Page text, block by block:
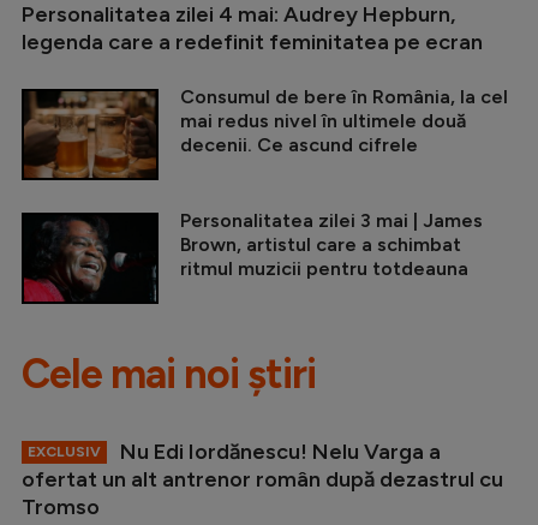
Personalitatea zilei 4 mai: Audrey Hepburn,
legenda care a redefinit feminitatea pe ecran
Consumul de bere în România, la cel
mai redus nivel în ultimele două
decenii. Ce ascund cifrele
Personalitatea zilei 3 mai | James
Brown, artistul care a schimbat
ritmul muzicii pentru totdeauna
Cele mai noi știri
EXCLUSIV
Nu Edi Iordănescu! Nelu Varga a
ofertat un alt antrenor român după dezastrul cu
Tromso